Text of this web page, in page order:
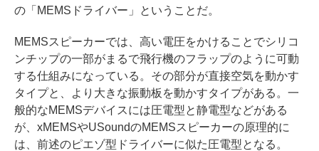
の「MEMSドライバー」ということだ。
MEMSスピーカーでは、高い電圧をかけることでシリコ
ンチップの一部がまるで飛行機のフラップのように可動
する仕組みになっている。その部分が直接空気を動かす
タイプと、より大きな振動板を動かすタイプがある。一
般的なMEMSデバイスには圧電型と静電型などがある
が、xMEMSやUSoundのMEMSスピーカーの原理的に
は、前述のピエゾ型ドライバーに似た圧電型となる。